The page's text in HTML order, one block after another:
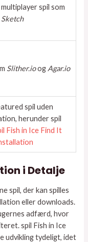
multiplayer spil som
Sketch
Slither.ioog Agar.io
spil uden
herunder spil
Fish in Ice Find It
i Detalje
spil, der kan spilles
eller downloads.
adfærd, hvor
spil Fish in Ice
udvikling tydeligt, idet